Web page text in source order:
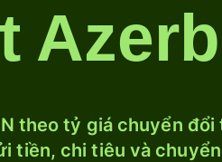
theo tỷ giá chuyển
tiền, chi tiêu và